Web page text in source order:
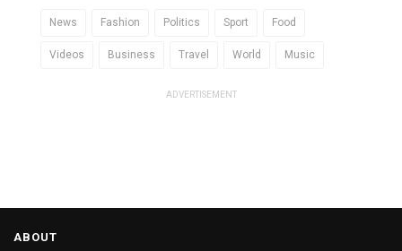
News Fashion Politics Sport Food
Videos Business Travel World Music
ADVERTISEMENT
ABOUT